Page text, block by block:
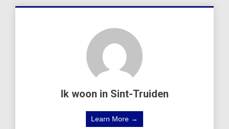
Ik woon in Sint-Truiden
Learn More →